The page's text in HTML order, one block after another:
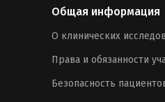
Общая информация
О клинических
Права и обязанности
Безопасность